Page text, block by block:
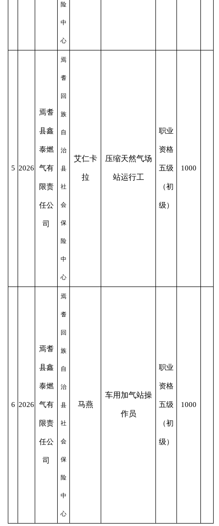
险
中
心
5 2026
焉耆
县鑫
泰燃
气有
限责
任公
司
焉
耆
回
族
自
治
县
社
会
保
险
中
心
艾仁卡
拉
压缩天然气场
站运行工
职业
资格
五级
（初
级）
1000
6 2026
焉耆
县鑫
泰燃
气有
限责
任公
司
焉
耆
回
族
自
治
县
社
会
保
险
中
心
马燕
车用加气站操
作员
职业
资格
五级
（初
级）
1000